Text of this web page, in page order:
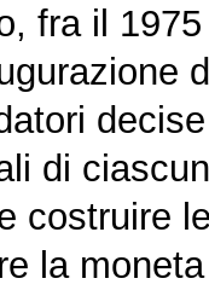
fra il
di
costruire
la